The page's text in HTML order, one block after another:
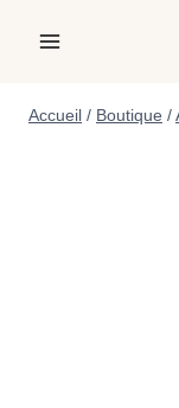
Accueil / Boutique /